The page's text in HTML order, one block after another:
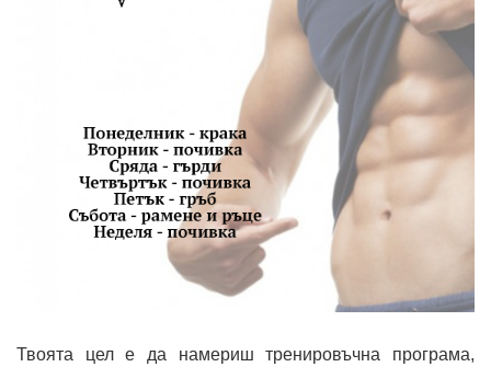
Твоята цел е да намериш тренировъчна програма,